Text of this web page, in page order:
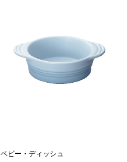
ベビー・ディッシュ